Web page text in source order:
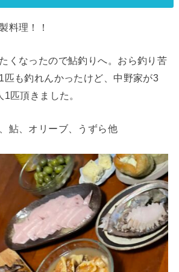
料理！！
くなったので鮎釣りへ。おら釣り苦
匹も釣れんかったけど、中野家が3
匹頂きました。
鮎、オリーブ、うずら他